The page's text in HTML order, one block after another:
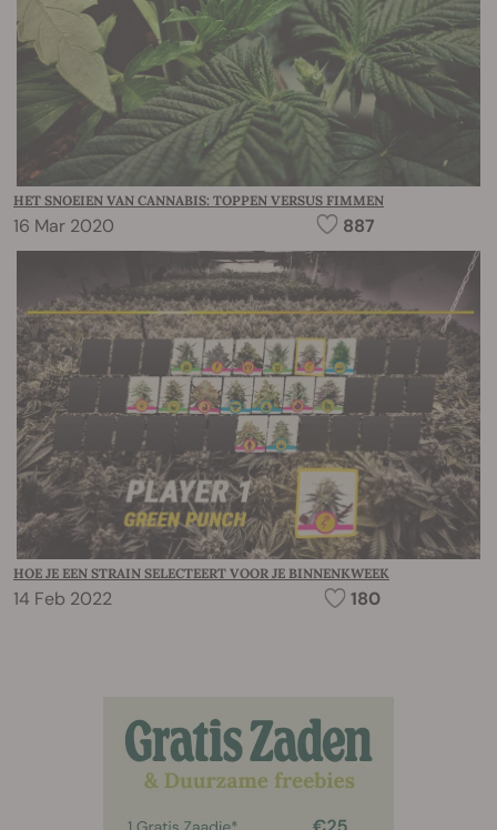
HET SNOEIEN VAN CANNABIS: TOPPEN VERSUS FIMMEN
16 Mar 2020 887
HOE JE EEN STRAIN SELECTEERT VOOR JE BINNENKWEEK
14 Feb 2022 180